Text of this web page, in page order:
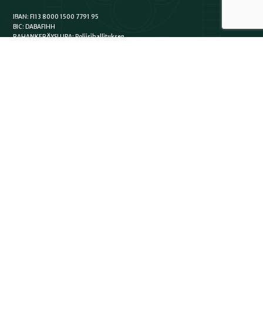
IBAN: FI13 8000 1500 7791 95
BIC: DABAFIHH
RAHANKERÄYSLUPA: Poliisihallituksen